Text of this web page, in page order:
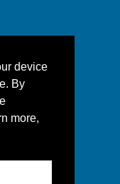
device
By
more,